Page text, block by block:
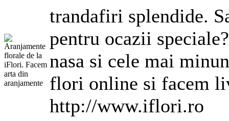
trandafiri splendide.
pentru ocazii
nasa si cele mai
flori online si facem
http://www.iflori.ro